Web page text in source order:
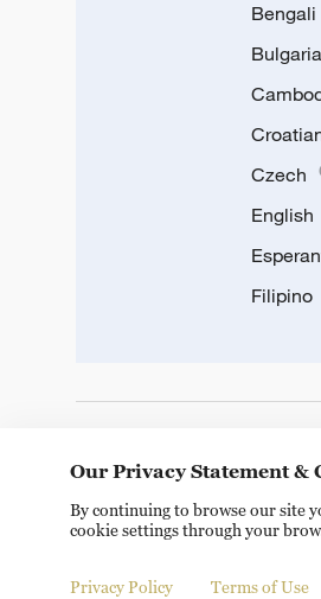
Bengali
Czech
English
Filipino
Copyright © 2024 CGTN. 京
Our Privacy Statement &
By continuing to browse our site
cookie settings through your
Privacy Policy Terms of Use